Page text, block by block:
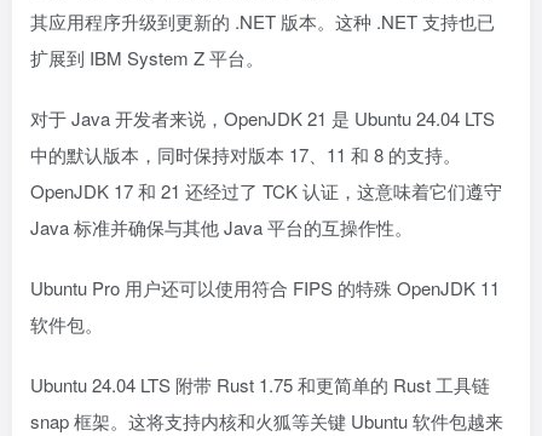
其应用程序升级到更新的 .NET 版本。这种 .NET 支持也已
扩展到 IBM System Z 平台。
对于 Java 开发者来说，OpenJDK 21 是 Ubuntu 24.04 LTS
中的默认版本，同时保持对版本 17、11 和 8 的支持。
OpenJDK 17 和 21 还经过了 TCK 认证，这意味着它们遵守
Java 标准并确保与其他 Java 平台的互操作性。
Ubuntu Pro 用户还可以使用符合 FIPS 的特殊 OpenJDK 11
软件包。
Ubuntu 24.04 LTS 附带 Rust 1.75 和更简单的 Rust 工具链
snap 框架。这将支持内核和火狐等关键 Ubuntu 软件包越来